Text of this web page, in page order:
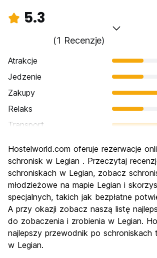
5.3
(1 Recenzje)
Atrakcje
Jedzenie
Zakupy
Relaks
Transport
Kultura
Imprezy
Najlepsza wartość
Hostelworld.com oferuje rezerwacje
schronisk w Legian . Przeczytaj
schroniskach w Legian, zobacz
młodzieżowe na mapie Legian i
specjalnych, takich jak bezpłatne
A przy okazji zobacz naszą listę
do zobaczenia i zrobienia w Legian.
najlepszy przewodnik po schroniskach
w Legian.